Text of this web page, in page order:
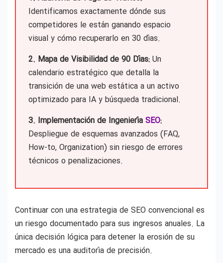
Identificamos exactamente dónde sus
competidores le están ganando espacio
visual y cómo recuperarlo en 30 días.
2. Mapa de Visibilidad de 90 Días: Un
calendario estratégico que detalla la
transición de una web estática a un activo
optimizado para IA y búsqueda tradicional.
3. Implementación de Ingeniería SEO:
Despliegue de esquemas avanzados (FAQ,
How-to, Organization) sin riesgo de errores
técnicos o penalizaciones.
Continuar con una estrategia de SEO convencional es
un riesgo documentado para sus ingresos anuales. La
única decisión lógica para detener la erosión de su
mercado es una auditoría de precisión.